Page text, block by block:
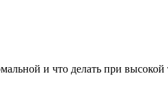
и что делать при высокой